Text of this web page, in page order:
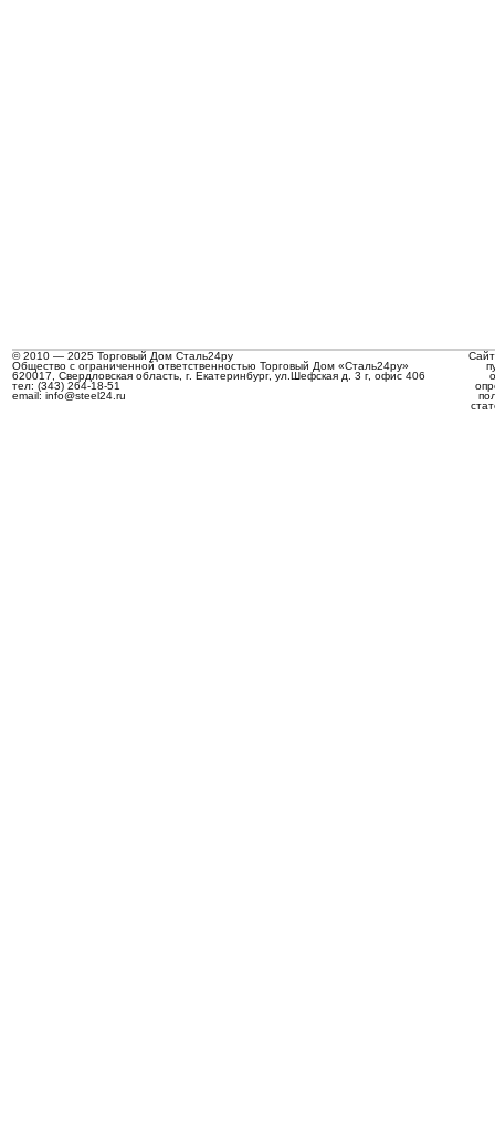
© 2010 — 2025 Торговый Дом Сталь24ру
Общество с ограниченной ответственностью Торговый Дом «Сталь24ру»
620017, Свердловская область, г. Екатеринбург, ул.Шефская д. 3 г, офис 406
тел: (343) 264-18-51
email: info@steel24.ru